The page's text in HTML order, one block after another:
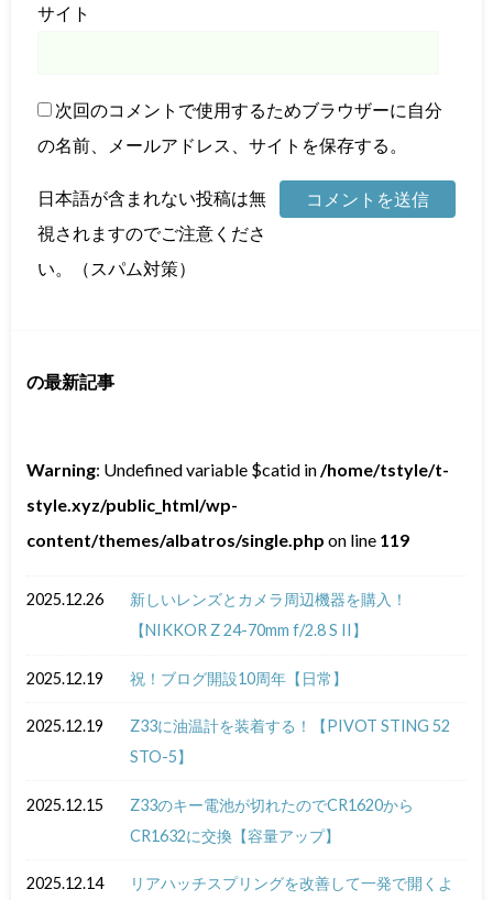
サイト
次回のコメントで使用するためブラウザーに自分
の名前、メールアドレス、サイトを保存する。
日本語が含まれない投稿は無
視されますのでご注意くださ
い。（スパム対策）
の最新記事
Warning: Undefined variable $catid in/home/tstyle/t-
style.xyz/public_html/wp-
content/themes/albatros/single.php on line 119
2025.12.26
新しいレンズとカメラ周辺機器を購入！
【NIKKOR Z 24-70mm f/2.8 S II】
2025.12.19 祝！ブログ開設10周年【日常】
2025.12.19
Z33に油温計を装着する！【PIVOT STING 52
STO-5】
2025.12.15
Z33のキー電池が切れたのでCR1620から
CR1632に交換【容量アップ】
2025.12.14 リアハッチスプリングを改善して一発で開くよ